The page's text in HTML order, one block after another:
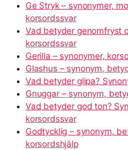
Ge Stryk – synonymer,
korsordssvar
Vad betyder genomfryst
korsordssvar
Gerilla – synonymer,
Glashus – synonym,
Vad betyder glipa?
Gnuggar – synonym,
Vad betyder god ton?
korsordssvar
Godtycklig – synonym,
korsordshjälp